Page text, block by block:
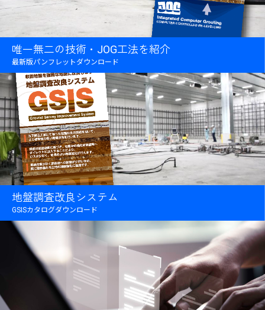
唯一無二の技術・JOG工法を紹介
最新版パンフレットダウンロード
地盤調査改良システム
GSISカタログダウンロード